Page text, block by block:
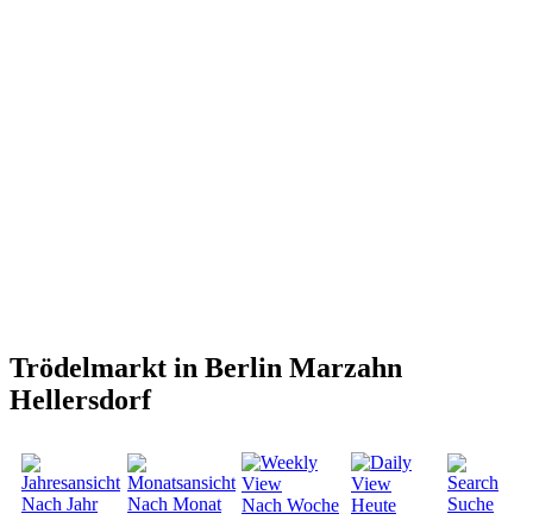
Trödelmarkt in Berlin Marzahn
Hellersdorf
Nach Jahr Nach Monat Nach Woche Heute Suche